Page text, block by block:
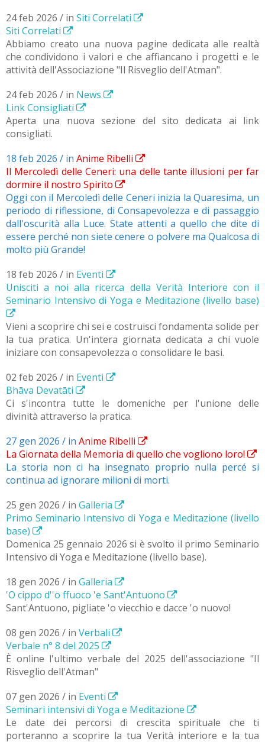
24 feb 2026 / in Siti Correlati
Siti Correlati
Abbiamo creato una nuova pagine dedicata alle realtà
che condividono i valori e che affiancano i progetti e le
attività dell'Associazione "Il Risveglio dell'Atman".
24 feb 2026 / in News
Link Consigliati
Aperta una nuova sezione del sito dedicata ai link
consigliati.
18 feb 2026 / in Anime Ribelli
Il Mercoledì delle Ceneri: una delle tante illusioni per far
dormire il nostro Spirito
Oggi con il Mercoledì delle Ceneri inizia la Quaresima, un
periodo di riflessione, di Consapevolezza e di passaggio
dall'oscurità alla Luce. State attenti a quello che dite di
essere perché non siete cenere o polvere ma Qualcosa di
molto più Grande!
18 feb 2026 / in Eventi
Unisciti a noi alla ricerca della Verità Interiore con il
Seminario Intensivo di Yoga e Meditazione (livello base)
Vieni a scoprire chi sei e costruisci fondamenta solide per
la tua pratica. Un'intera giornata dedicata a chi vuole
iniziare con consapevolezza o consolidare le basi.
02 feb 2026 / in Eventi
Bhāva Devatāti
Ci s'incontra tutte le domeniche per l'unione delle
divinità attraverso la pratica.
27 gen 2026 / in Anime Ribelli
La Giornata della Memoria di quello che vogliono loro!
La storia non ci ha insegnato proprio nulla percé si
continua ad ignorare milioni di morti.
25 gen 2026 / in Galleria
Primo Seminario Intensivo di Yoga e Meditazione (livello
base)
Domenica 25 gennaio 2026 si è svolto il primo Seminario
Intensivo di Yoga e Meditazione (livello base).
18 gen 2026 / in Galleria
'O cippo d''o ffuoco 'e Sant'Antuono
Sant'Antuono, pigliate 'o viecchio e dacce 'o nuovo!
08 gen 2026 / in Verbali
Verbale n° 8 del 2025
È online l'ultimo verbale del 2025 dell'associazione "Il
Risveglio dell'Atman"
07 gen 2026 / in Eventi
Seminari intensivi di Yoga e Meditazione
Le date dei percorsi di crescita spirituale che ti
porteranno a scoprire la tua Verità interiore e la tua